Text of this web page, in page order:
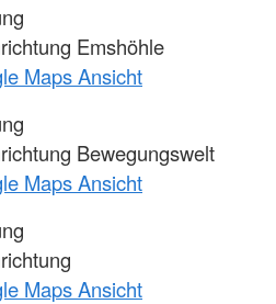
Emshöhle
Maps Ansicht
Bewegungswelt
Maps Ansicht
Maps Ansicht